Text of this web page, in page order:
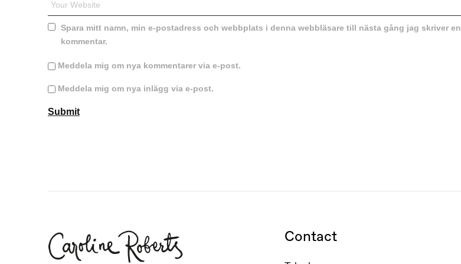
Spara mitt namn, min e-postadress och webbplats i denna webbläsare till nästa gång jag skriver en
kommentar.
Meddela mig om nya kommentarer via e-post.
Meddela mig om nya inlägg via e-post.
Contact